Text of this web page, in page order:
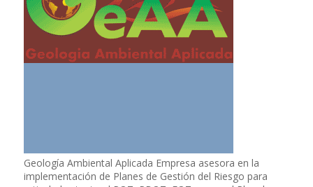
Geología Ambiental Aplicada Empresa asesora en la
implementación de Planes de Gestión del Riesgo para